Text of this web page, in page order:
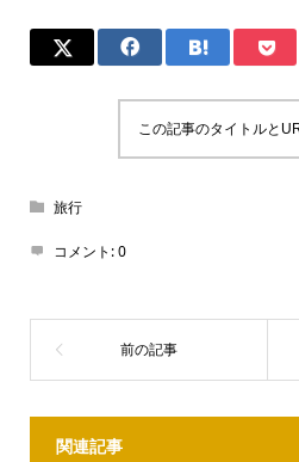
この記事のタイトルと
旅行
コメント:0
関連記事